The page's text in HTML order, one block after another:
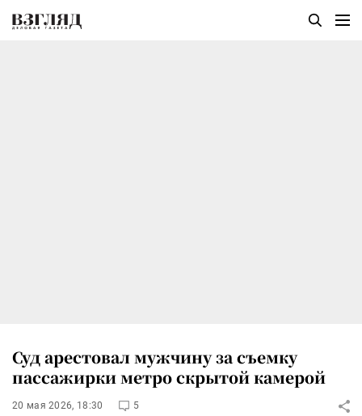
Суд арестовал мужчину за съемку
пассажирки метро скрытой камерой
20 мая 2026, 18:30 5